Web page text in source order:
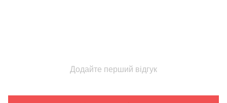
Додайте перший відгук